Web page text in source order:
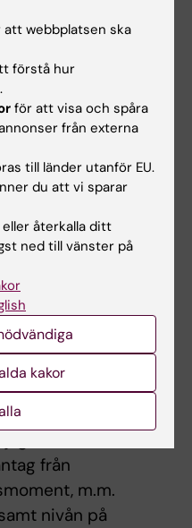
att delta vid
Om
underkända
något ytterligare
examinationstillfälle
deltagit i ett och
blank skrivning
studenten anmält
inte som
skäl, eller behov av
fatta
föreskrifter
från
m.m.
nivån på
att webbplatsen ska
förstå hur
för att visa och spåra
från externa
till länder utanför EU.
du att vi sparar
återkalla ditt
ned till vänster på
kakor